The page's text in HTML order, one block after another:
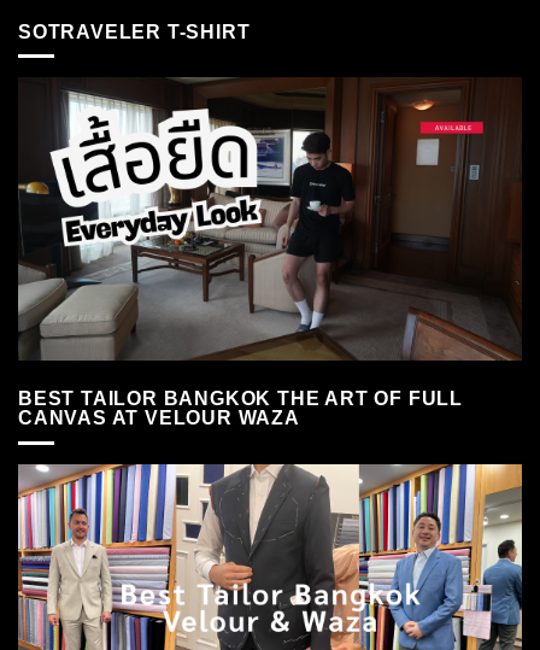
SOTRAVELER T-SHIRT
BEST TAILOR BANGKOK THE ART OF FULL
CANVAS AT VELOUR WAZA